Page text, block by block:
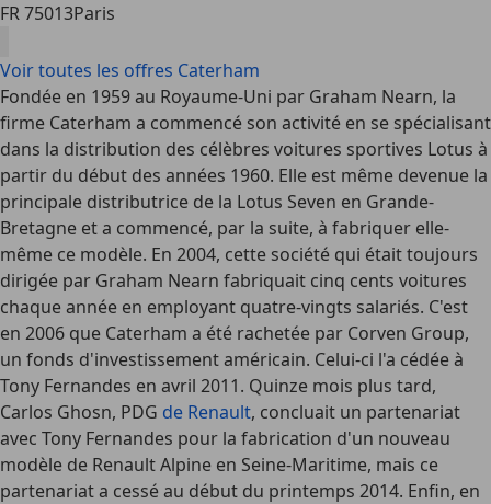
FR 75013Paris
Voir toutes les offres Caterham
Fondée en 1959 au Royaume-Uni par Graham Nearn, la
firme Caterham a commencé son activité en se spécialisant
dans la distribution des célèbres voitures sportives Lotus à
partir du début des années 1960. Elle est même devenue la
principale distributrice de la Lotus Seven en Grande-
Bretagne et a commencé, par la suite, à fabriquer elle-
même ce modèle. En 2004, cette société qui était toujours
dirigée par Graham Nearn fabriquait cinq cents voitures
chaque année en employant quatre-vingts salariés. C'est
en 2006 que Caterham a été rachetée par Corven Group,
un fonds d'investissement américain. Celui-ci l'a cédée à
Tony Fernandes en avril 2011. Quinze mois plus tard,
Carlos Ghosn, PDG de Renault, concluait un partenariat
avec Tony Fernandes pour la fabrication d'un nouveau
modèle de Renault Alpine en Seine-Maritime, mais ce
partenariat a cessé au début du printemps 2014. Enfin, en